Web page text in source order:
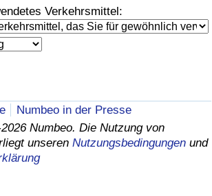
Verkehrsmittel:
Numbeo in der Presse
Numbeo. Die Nutzung von
unseren Nutzungsbedingungen und
(aktuell)
nach Land
Index (aktuell)